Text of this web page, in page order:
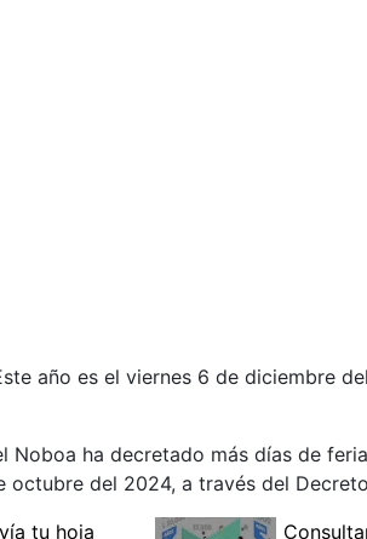
año es el viernes 6 de diciembre
Noboa ha decretado más días de
octubre del 2024, a través del